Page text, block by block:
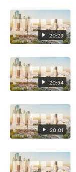
20:29
20:54
20:01